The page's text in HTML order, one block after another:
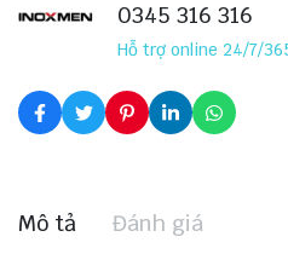
0345 316 316
Hỗ trợ online 24/7/
Mô tả Đánh giá